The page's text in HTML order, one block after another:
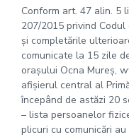
Conform art. 47 alin. 5
207/2015 privind Codul
și completările
comunicate la 15 zile
orașului Ocna Mureș,
afișierul central al
începând de astăzi 20
– lista persoanelor
plicuri cu comunicări